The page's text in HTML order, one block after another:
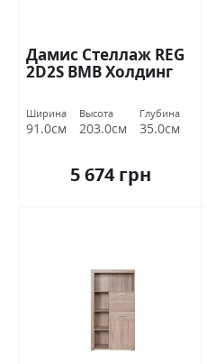
Дамис Стеллаж REG
2D2S ВМВ Холдинг
Ширина
91.0см
Высота
203.0см
Глубина
35.0см
5 674 грн